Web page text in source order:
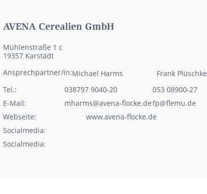
AVENA Cerealien GmbH
Mühlenstraße 1 c
19357 Karstädt
Ansprechpartner/In:Michael Harms Frank Plüschke
Tel.:
038797 9040-20
053 08900-27
E-Mail:
mharms@avena-flocke.defp@flemu.de
Webseite:
www.avena-flocke.de
Socialmedia:
Socialmedia: